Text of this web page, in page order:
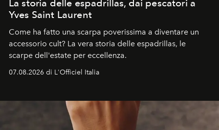
La storia delle espadrillas, dai pescatori a
Yves Saint Laurent
Come ha fatto una scarpa poverissima a diventare un
accessorio cult? La vera storia delle espadrillas, le
scarpe dell'estate per eccellenza.
07.08.2026 di L'Officiel Italia